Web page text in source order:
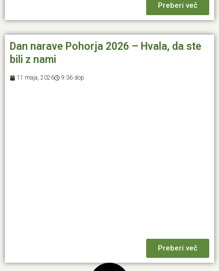
Preberi več
Dan narave Pohorja 2026 – Hvala, da ste
bili z nami
11 maja, 2026 9:36 dop
Preberi več